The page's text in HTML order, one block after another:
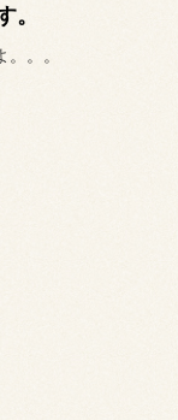
。
。。